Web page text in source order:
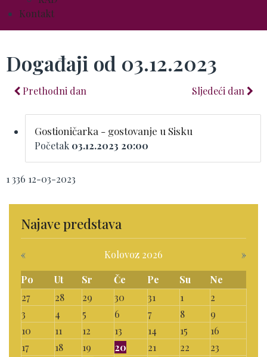
Kontakt
Događaji od 03.12.2023
Prethodni dan Sljedeći dan
Gostioničarka - gostovanje u Sisku
Početak 03.12.2023 20:00
1 336 12-03-2023
Najave predstava
« Kolovoz 2026
»
Po
Ut Sr Če Pe Su
Ne
27
28 29 30 31 1
2
3
4 5 6 7 8
9
10
11 12 13 14 15
16
17
18 19 20 21 22
23